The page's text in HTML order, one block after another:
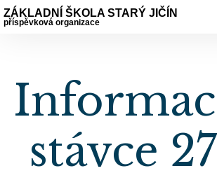
ZÁKLADNÍ ŠKOLA STARÝ JIČÍN
příspěvková organizace
stávce